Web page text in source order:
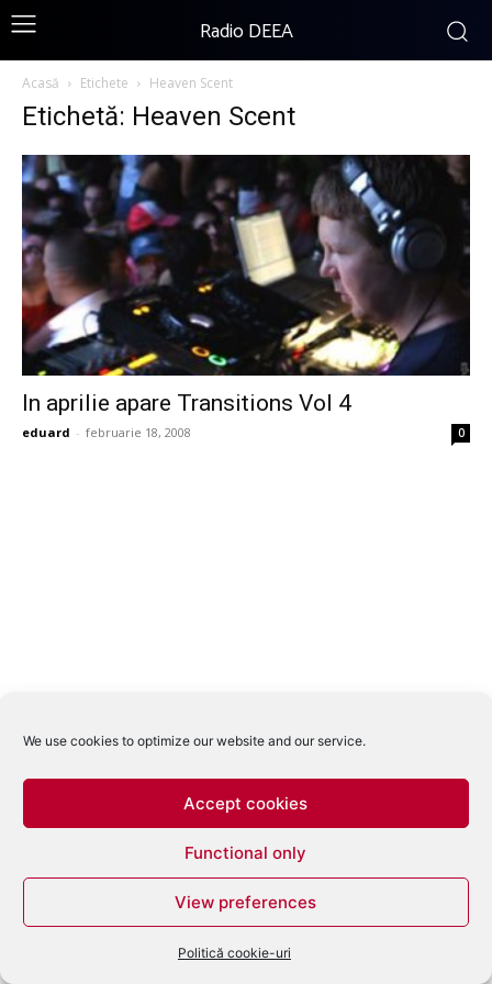
We use cookies to optimize our website and our service.
Accept cookies
Functional only
View preferences
Politică cookie-uri
Radio DEEA
Acasă Etichete Heaven Scent
Etichetă: Heaven Scent
In aprilie apare Transitions Vol 4
eduard - februarie 18, 2008 0